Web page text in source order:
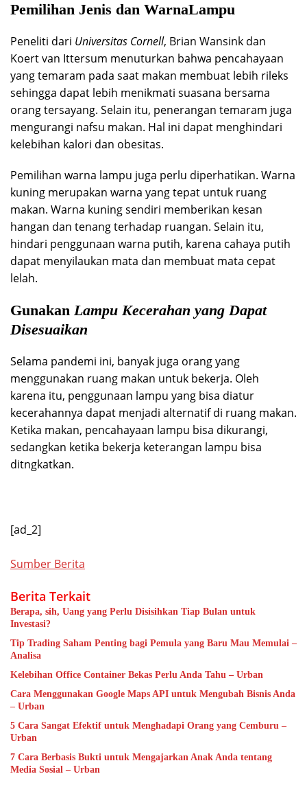
Pemilihan Jenis dan WarnaLampu
Peneliti dari Universitas Cornell, Brian Wansink dan
Koert van Ittersum menuturkan bahwa pencahayaan
yang temaram pada saat makan membuat lebih rileks
sehingga dapat lebih menikmati suasana bersama
orang tersayang. Selain itu, penerangan temaram juga
mengurangi nafsu makan. Hal ini dapat menghindari
kelebihan kalori dan obesitas.
Pemilihan warna lampu juga perlu diperhatikan. Warna
kuning merupakan warna yang tepat untuk ruang
makan. Warna kuning sendiri memberikan kesan
hangan dan tenang terhadap ruangan. Selain itu,
hindari penggunaan warna putih, karena cahaya putih
dapat menyilaukan mata dan membuat mata cepat
lelah.
Gunakan Lampu Kecerahan yang Dapat
Disesuaikan
Selama pandemi ini, banyak juga orang yang
menggunakan ruang makan untuk bekerja. Oleh
karena itu, penggunaan lampu yang bisa diatur
kecerahannya dapat menjadi alternatif di ruang makan.
Ketika makan, pencahayaan lampu bisa dikurangi,
sedangkan ketika bekerja keterangan lampu bisa
ditngkatkan.
[ad_2]
Sumber Berita
Berita Terkait
Berapa, sih, Uang yang Perlu Disisihkan Tiap Bulan untuk
Investasi?
Tip Trading Saham Penting bagi Pemula yang Baru Mau Memulai –
Analisa
Kelebihan Office Container Bekas Perlu Anda Tahu – Urban
Cara Menggunakan Google Maps API untuk Mengubah Bisnis Anda
– Urban
5 Cara Sangat Efektif untuk Menghadapi Orang yang Cemburu –
Urban
7 Cara Berbasis Bukti untuk Mengajarkan Anak Anda tentang
Media Sosial – Urban